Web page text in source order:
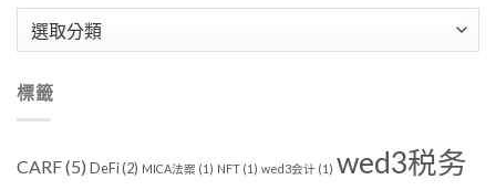
標籤
CARF(5) DeFi(2) MICA法案 (1) NFT (1) wed3会计 (1) wed3税务